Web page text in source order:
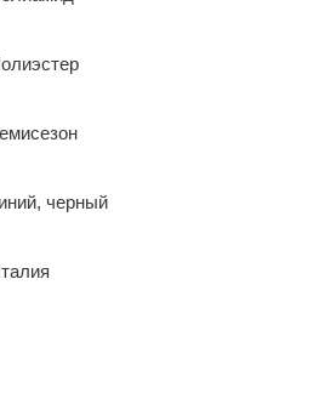
черный